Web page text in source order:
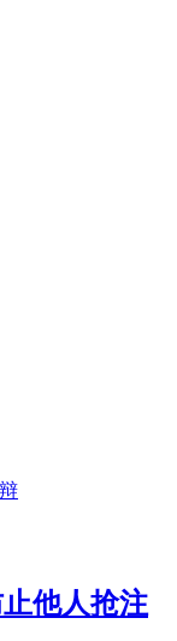
他人抢注